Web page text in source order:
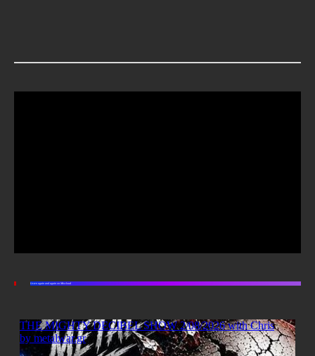
Listen again and again on Mixcloud